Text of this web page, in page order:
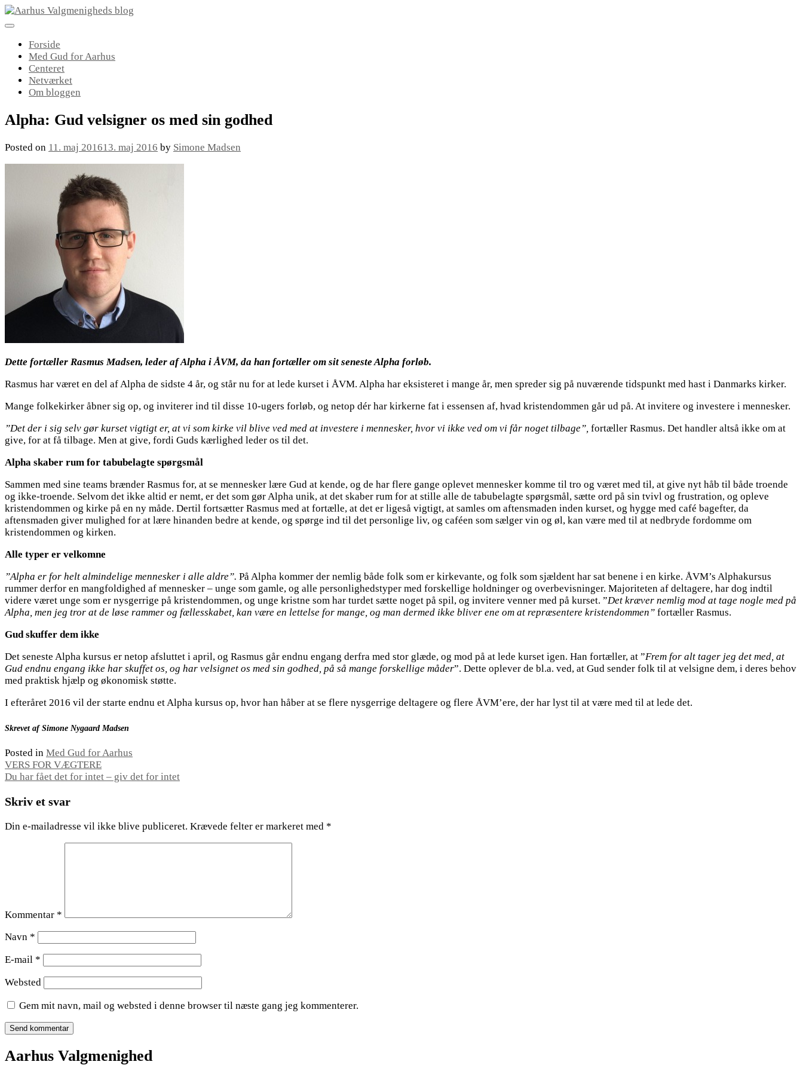
Skip
to
Forside
Med Gud for Aarhus
Centeret
Netværket
Om bloggen
Alpha: Gud velsigner os med sin godhed
Posted on 11. maj 201613. maj 2016 by Simone Madsen
Dette fortæller Rasmus Madsen, leder af Alpha i ÅVM, da han fortæller om sit seneste Alpha forløb.
Rasmus har været en del af Alpha de sidste 4 år, og står nu for at lede kurset i ÅVM. Alpha har eksisteret i mange år, men spreder sig på nuværende tidspunkt med hast i Danmarks kirker.
Mange folkekirker åbner sig op, og inviterer ind til disse 10-ugers forløb, og netop dér har kirkerne fat i essensen af, hvad kristendommen går ud på. At invitere og investere i mennesker.
”Det der i sig selv gør kurset vigtigt er, at vi som kirke vil blive ved med at investere i mennesker, hvor vi ikke ved om vi får noget tilbage”, fortæller Rasmus. Det handler altså ikke om at
give, for at få tilbage. Men at give, fordi Guds kærlighed leder os til det.
Alpha skaber rum for tabubelagte spørgsmål
Sammen med sine teams brænder Rasmus for, at se mennesker lære Gud at kende, og de har flere gange oplevet mennesker komme til tro og været med til, at give nyt håb til både troende
og ikke-troende. Selvom det ikke altid er nemt, er det som gør Alpha unik, at det skaber rum for at stille alle de tabubelagte spørgsmål, sætte ord på sin tvivl og frustration, og opleve
kristendommen og kirke på en ny måde. Dertil fortsætter Rasmus med at fortælle, at det er ligeså vigtigt, at samles om aftensmaden inden kurset, og hygge med café bagefter, da
aftensmaden giver mulighed for at lære hinanden bedre at kende, og spørge ind til det personlige liv, og caféen som sælger vin og øl, kan være med til at nedbryde fordomme om
kristendommen og kirken.
Alle typer er velkomne
”Alpha er for helt almindelige mennesker i alle aldre”. På Alpha kommer der nemlig både folk som er kirkevante, og folk som sjældent har sat benene i en kirke. ÅVM’s Alphakursus
rummer derfor en mangfoldighed af mennesker – unge som gamle, og alle personlighedstyper med forskellige holdninger og overbevisninger. Majoriteten af deltagere, har dog indtil
videre været unge som er nysgerrige på kristendommen, og unge kristne som har turdet sætte noget på spil, og invitere venner med på kurset. ”Det kræver nemlig mod at tage nogle med på
Alpha, men jeg tror at de løse rammer og fællesskabet, kan være en lettelse for mange, og man dermed ikke bliver ene om at repræsentere kristendommen” fortæller Rasmus.
Gud skuffer dem ikke
Det seneste Alpha kursus er netop afsluttet i april, og Rasmus går endnu engang derfra med stor glæde, og mod på at lede kurset igen. Han fortæller, at ”Frem for alt tager jeg det med, at
Gud endnu engang ikke har skuffet os, og har velsignet os med sin godhed, på så mange forskellige måder”. Dette oplever de bl.a. ved, at Gud sender folk til at velsigne dem, i deres behov
med praktisk hjælp og økonomisk støtte.
I efteråret 2016 vil der starte endnu et Alpha kursus op, hvor han håber at se flere nysgerrige deltagere og flere ÅVM’ere, der har lyst til at være med til at lede det.
Skrevet af Simone Nygaard Madsen
Posted in Med Gud for Aarhus
Indlægsnavigation
VERS FOR VÆGTERE
Du har fået det for intet – giv det for intet
Skriv et svar
Din e-mailadresse vil ikke blive publiceret. Krævede felter er markeret med *
Kommentar *
Navn *
E-mail *
Websted
Gem mit navn, mail og websted i denne browser til næste gang jeg kommenterer.
Aarhus Valgmenighed